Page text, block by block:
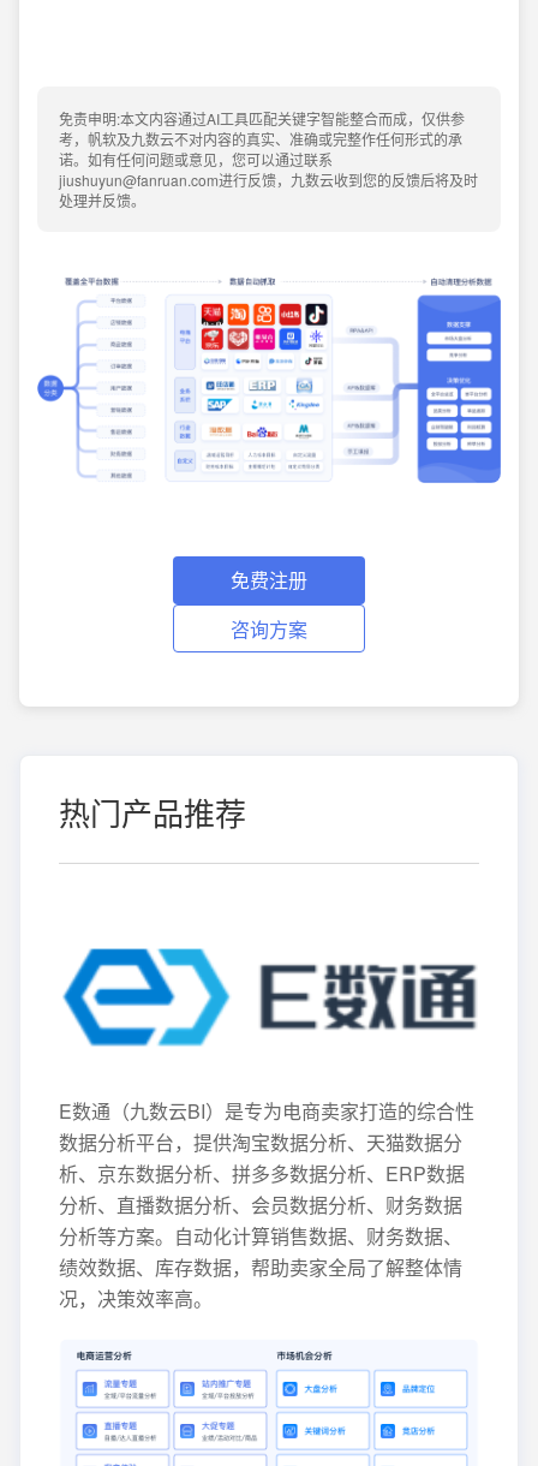
免责申明:本文内容通过AI工具匹配关键字智能整合而成，仅供参
考，帆软及九数云不对内容的真实、准确或完整作任何形式的承
诺。如有任何问题或意见，您可以通过联系
jiushuyun@fanruan.com进行反馈，九数云收到您的反馈后将及时
处理并反馈。
免费注册
咨询方案
热门产品推荐
E数通（九数云BI）是专为电商卖家打造的综合性
数据分析平台，提供淘宝数据分析、天猫数据分
析、京东数据分析、拼多多数据分析、ERP数据
分析、直播数据分析、会员数据分析、财务数据
分析等方案。自动化计算销售数据、财务数据、
绩效数据、库存数据，帮助卖家全局了解整体情
况，决策效率高。